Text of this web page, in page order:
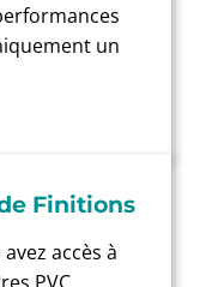
un
Finitions
accès à